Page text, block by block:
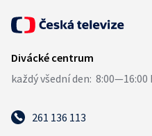
261 136 113